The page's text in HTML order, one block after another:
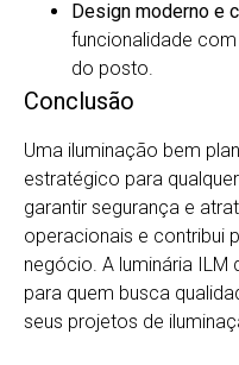
Design moderno e
funcionalidade
do posto.
Conclusão
Uma iluminação bem
estratégico para
garantir segurança e
operacionais e contribui
negócio. A luminária ILM
para quem busca
seus projetos de